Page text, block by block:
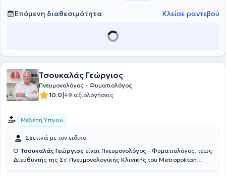
Επόμενη διαθεσιμότητα Κλείσε ραντεβού
Τσουκαλάς Γεώργιος
Πνευμονολόγος - Φυματιολόγος
10.0|49 αξιολογήσεις
Μελέτη Ύπνου
Σχετικά με τον ειδικό
Ο Τσουκαλάς Γεώργιος είναι Πνευμονολόγος - Φυματιολόγος, τέως
Διευθυντής της Στ' Πνευμονολογικής Κλινικής του Metropolitan